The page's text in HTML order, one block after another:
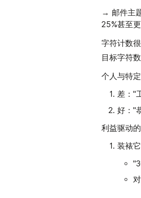
→ 邮件主
25%甚至更
字符计数
目标字符
个人与特定
差 ："
好 ："
利益驱动
装裱它